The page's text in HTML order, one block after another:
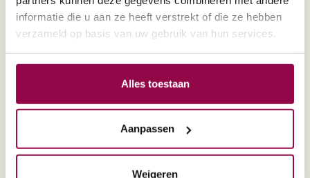
informatie die u aan ze heeft verstrekt of die ze hebben
verzameld op basis van uw gebruik van hun services.
Alles toestaan
Aanpassen
Weigeren
Selecteer hier de gewenste
informatie.
Meerdere keuzes zijn mogelijk:
Algemene folder PGB folder